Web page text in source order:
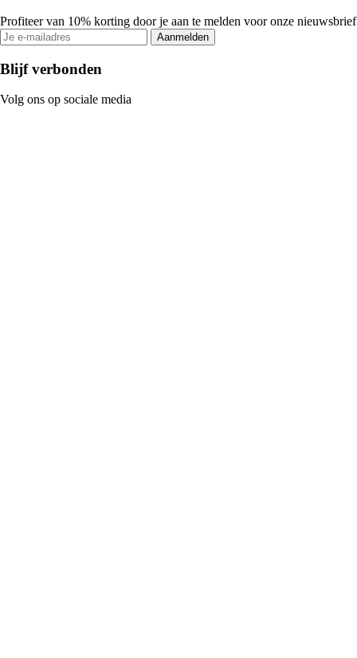
Profiteer van 10% korting door je aan te melden voor onze nieuwsbrief
Aanmelden
Blijf verbonden
Volg ons op sociale media